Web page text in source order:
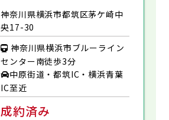
神奈川県横浜市都筑区茅ケ崎中
央17-30
神奈川県横浜市ブルーライン
センター南徒歩3分
中原街道・都筑IC・横浜青葉
IC至近
成約済み